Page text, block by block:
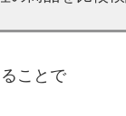
ことで